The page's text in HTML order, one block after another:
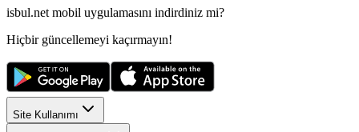
isbul.net mobil uygulamasını indirdiniz mi?
Hiçbir güncellemeyi kaçırmayın!
Site Kullanımı